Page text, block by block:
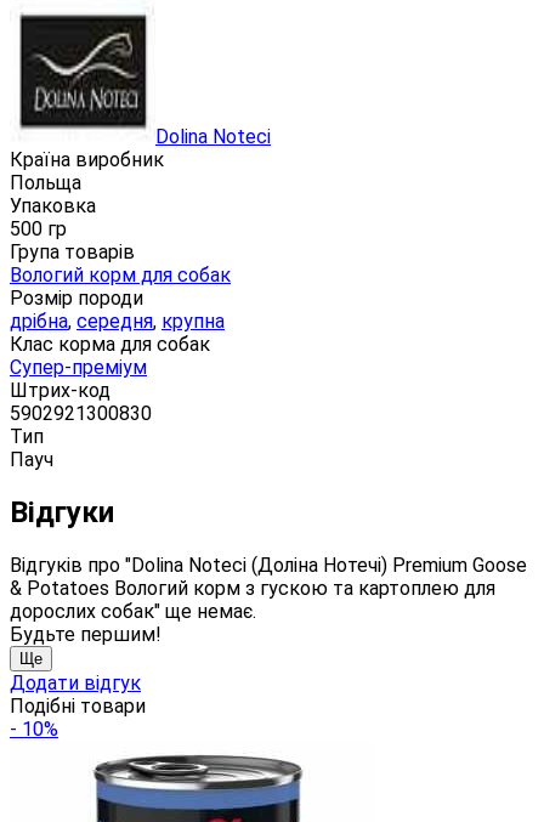
Dolina Noteci
Країна виробник
Польща
Упаковка
500 гр
Група товарів
Вологий корм для собак
Розмір породи
дрібна, середня, крупна
Клас корма для собак
Супер-преміум
Штрих-код
5902921300830
Тип
Пауч
Відгуки
Відгуків про "Dolina Noteci (Доліна Нотечі) Premium Goose
& Potatoes Вологий корм з гускою та картоплею для
дорослих собак" ще немає.
Будьте першим!
Ще
Додати відгук
Подібні товари
- 10%